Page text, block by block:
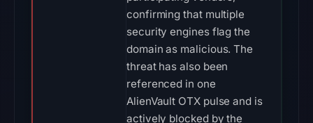
confirming that multiple
security engines flag the
domain as malicious. The
threat has also been
referenced in one
AlienVault OTX pulse and is
actively blocked by the